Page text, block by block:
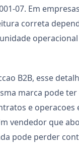
07. Em
correta
B2B, esse
marca pode ter
e operacoes
vendedor que
pode perder